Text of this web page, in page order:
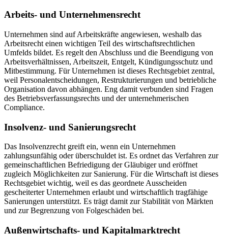
Arbeits- und Unternehmensrecht
Unternehmen sind auf Arbeitskräfte angewiesen, weshalb das
Arbeitsrecht einen wichtigen Teil des wirtschaftsrechtlichen
Umfelds bildet. Es regelt den Abschluss und die Beendigung von
Arbeitsverhältnissen, Arbeitszeit, Entgelt, Kündigungsschutz und
Mitbestimmung. Für Unternehmen ist dieses Rechtsgebiet zentral,
weil Personalentscheidungen, Restrukturierungen und betriebliche
Organisation davon abhängen. Eng damit verbunden sind Fragen
des Betriebsverfassungsrechts und der unternehmerischen
Compliance.
Insolvenz- und Sanierungsrecht
Das Insolvenzrecht greift ein, wenn ein Unternehmen
zahlungsunfähig oder überschuldet ist. Es ordnet das Verfahren zur
gemeinschaftlichen Befriedigung der Gläubiger und eröffnet
zugleich Möglichkeiten zur Sanierung. Für die Wirtschaft ist dieses
Rechtsgebiet wichtig, weil es das geordnete Ausscheiden
gescheiterter Unternehmen erlaubt und wirtschaftlich tragfähige
Sanierungen unterstützt. Es trägt damit zur Stabilität von Märkten
und zur Begrenzung von Folgeschäden bei.
Außenwirtschafts- und Kapitalmarktrecht